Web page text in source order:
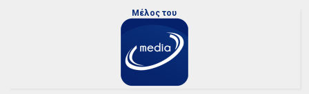
Μέλος του